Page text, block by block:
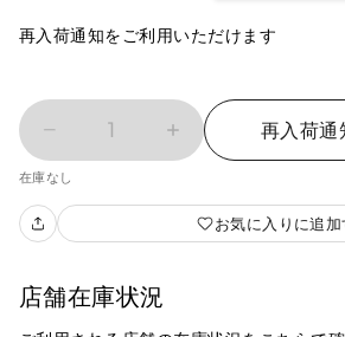
再入荷通知をご利用いただけます
1 再入荷通
在庫なし
お気に入りに追加
店舗在庫状況